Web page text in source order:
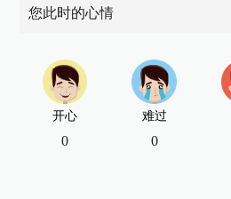
您此时的心情
开心
0
难过
0